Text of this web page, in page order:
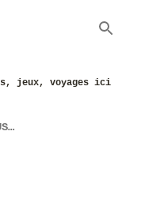
jeux, voyages ici